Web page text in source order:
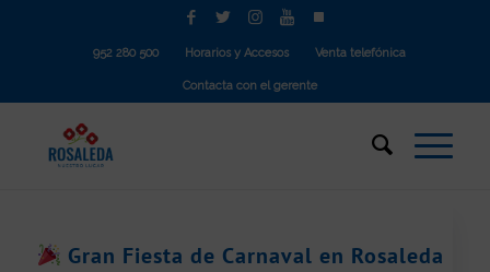
952 280 500 Horarios y Accesos Venta telefónica
Contacta con el gerente
Gran Fiesta de Carnaval en Rosaleda